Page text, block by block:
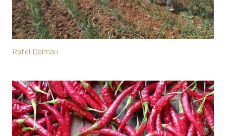
Rafel Dalmau